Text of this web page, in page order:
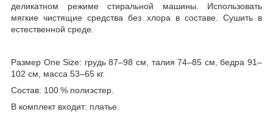
деликатном режиме стиральной машины. Использовать
мягкие чистящие средства без хлора в составе. Сушить в
естественной среде.
Размер One Size: грудь 87–98 см, талия 74–85 см, бедра 91–
102 см, масса 53–65 кг.
Состав: 100 % полиэстер.
В комплект входит: платье.